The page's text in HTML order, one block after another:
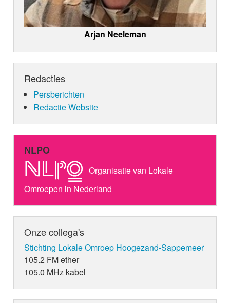
Arjan Neeleman
Redacties
Persberichten
Redactie Website
NLPO
Organisatie van Lokale
Omroepen in Nederland
Onze collega's
Stichting Lokale Omroep Hoogezand-Sappemeer
105.2 FM ether
105.0 MHz kabel